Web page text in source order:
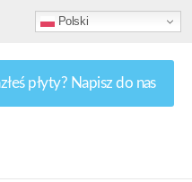
Polski
płyty? Napisz do nas